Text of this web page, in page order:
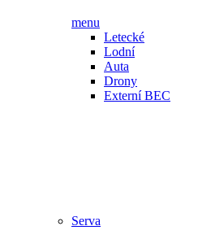
menu
Letecké
Lodní
Auta
Drony
Externí BEC
Serva